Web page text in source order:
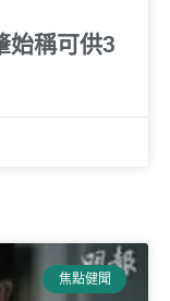
始稱可供3
焦點健聞